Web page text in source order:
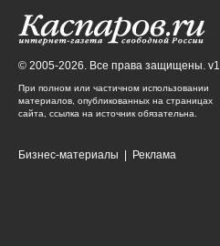
© 2005-2026. Все права защищены. v1
При полном или частичном использовании
материалов, опубликованных на страницах
сайта, ссылка на источник обязательна.
Бизнес-материалы Реклама